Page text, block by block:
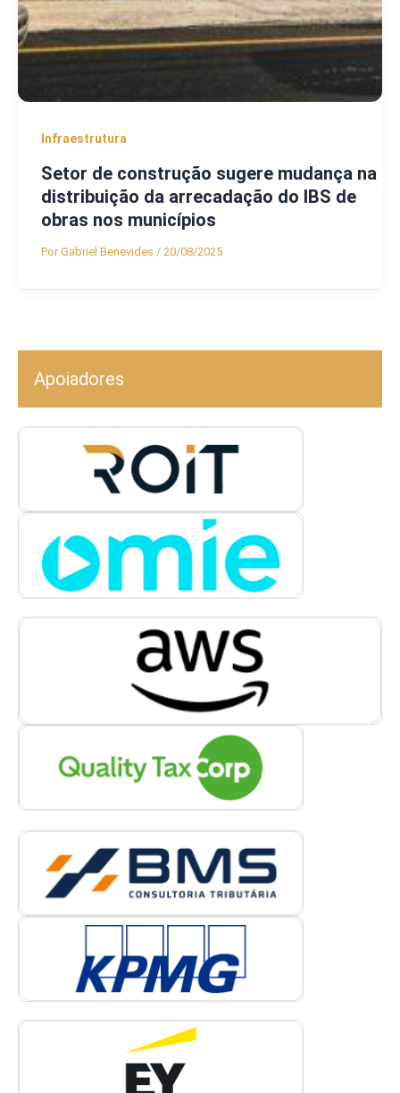
Infraestrutura
Setor de construção sugere mudança na
distribuição da arrecadação do IBS de
obras nos municípios
PorGabriel Benevides / 20/08/2025
Apoiadores